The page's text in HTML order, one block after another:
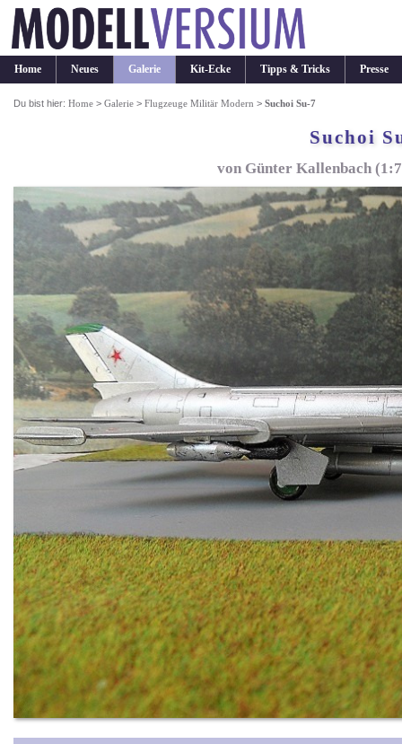
Home Neues Galerie Kit-Ecke Tipps & Tricks Presse
Du bist hier:Home >Galerie >Flugzeuge Militär Modern >Suchoi Su-7
Suchoi
von Günter Kallenbach